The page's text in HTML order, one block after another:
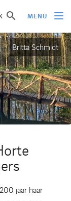
MENU
Britta Schmidt
jaar haar